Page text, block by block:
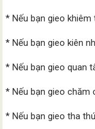
* Nếu bạn gieo
* Nếu bạn gieo kiên
* Nếu bạn gieo quan
* Nếu bạn gieo chăm
* Nếu bạn gieo tha